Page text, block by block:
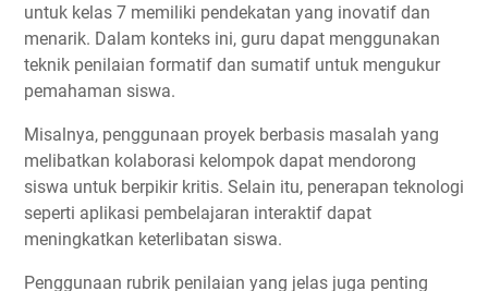
untuk kelas 7 memiliki pendekatan yang inovatif dan
menarik. Dalam konteks ini, guru dapat menggunakan
teknik penilaian formatif dan sumatif untuk mengukur
pemahaman siswa.
Misalnya, penggunaan proyek berbasis masalah yang
melibatkan kolaborasi kelompok dapat mendorong
siswa untuk berpikir kritis. Selain itu, penerapan teknologi
seperti aplikasi pembelajaran interaktif dapat
meningkatkan keterlibatan siswa.
Penggunaan rubrik penilaian yang jelas juga penting